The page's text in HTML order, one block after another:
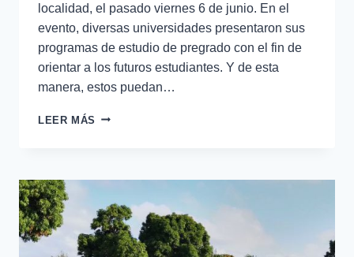
localidad, el pasado viernes 6 de junio. En el
evento, diversas universidades presentaron sus
programas de estudio de pregrado con el fin de
orientar a los futuros estudiantes. Y de esta
manera, estos puedan…
LEER MÁS